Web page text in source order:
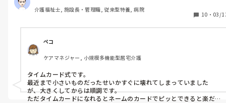
介護福祉士, 施設長・管理職, 従来型特養, 病院
10 ・ 03/
ペコ
ケアマネジャー, 小規模多機能型居宅介護
タイムカード式です。
最近まで小さいものだったせいかすぐに壊れてしまっていました
が、大きくしてからは順調です。
ただタイムカードになれるとネームのカードでピッとできると楽だ